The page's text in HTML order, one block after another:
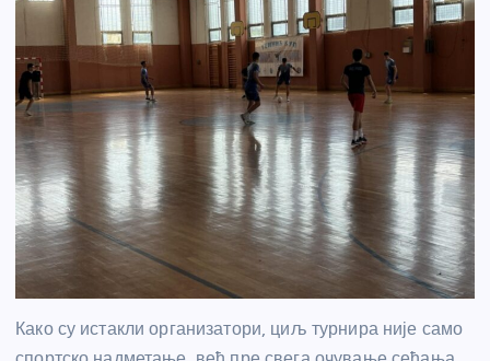
Како су истакли организатори, циљ турнира није само